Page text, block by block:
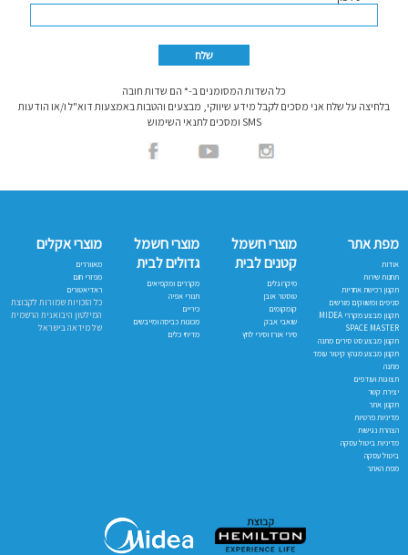
כל השדות המסומנים ב-* הם שדות חובה
בלחיצה על שלח אני מסכים לקבל מידע שיווקי, מבצעים והטבות באמצעות דוא"ל ו/או הודעות
SMS ומסכים לתנאי השימוש
מפת אתר
אודות
תחנות שירות
תקנון רכישת אחריות
סניפים ומשווקים מורשים
תקנון מבצע מקררי MIDEA
SPACE MASTER
תקנון מבצע סט סירים מתנה
תקנון מבצע מגהץ קיטור עומד
מתנה
תצוגות ועודפים
יצירת קשר
תקנון אתר
מדיניות פרטיות
הצהרת נגישות
מדיניות ביטול עסקה
ביטול עסקה
מפת האתר
מוצרי חשמל
קטנים לבית
מיקרוגלים
טוסטר אובן
קומקומים
שואבי אבק
סירי אורז וסירי לחץ
מוצרי חשמל
גדולים לבית
מקררים ומקפיאים
תנורי אפיה
כיריים
מכונות כביסה ומייבשים
מדיחי כלים
מוצרי אקלים
מאווררים
מפזרי חום
ראדיאטורים
כל הזכויות שמורות לקבוצת
המילטון היבואנית הרשמית
של מידאה בישראל